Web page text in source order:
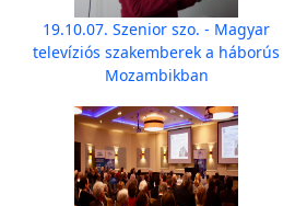
19.10.07. Szenior szo. - Magyar
televíziós szakemberek a háborús
Mozambikban